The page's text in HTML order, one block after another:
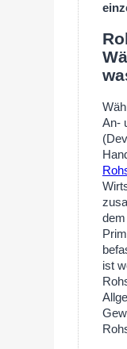
An-
dem
ist